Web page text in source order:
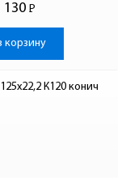
130 Р
-
корзину
К120 конич